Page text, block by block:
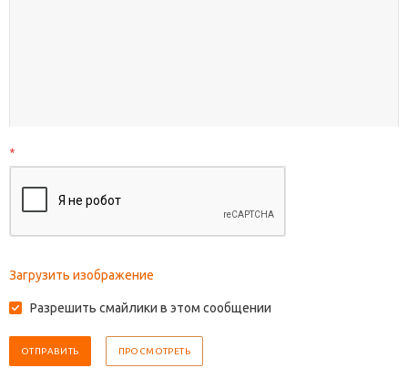
*
Загрузить изображение
Разрешить смайлики в этом сообщении